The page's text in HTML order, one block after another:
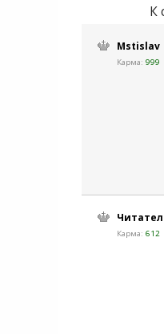
К
Mstislav
Карма: 999
Карма: 612